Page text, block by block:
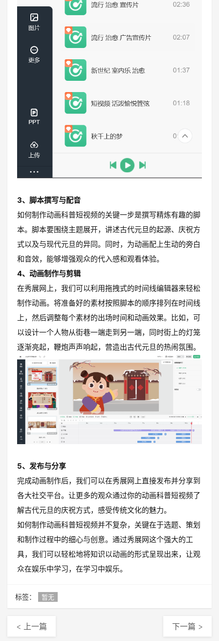
3、脚本撰写与配音
如何制作动画科普短视频的关键一步是撰写精炼有趣的脚
本。脚本要围绕主题展开，讲述古代元旦的起源、庆祝方
式以及与现代元旦的异同。同时，为动画配上生动的旁白
和音效，能够增强观众的代入感和观看体验。
4、动画制作与剪辑
在秀展网上，我们可以利用拖拽式的时间线编辑器来轻松
制作动画。将准备好的素材按照脚本的顺序排列在时间线
上，然后调整每个素材的出场时间和动画效果。比如，可
以设计一个人物从街巷一端走到另一端，同时街上的灯笼
逐渐亮起，鞭炮声声响起，营造出古代元旦的热闹氛围。
5、发布与分享
完成动画制作后，我们可以在秀展网上直接发布并分享到
各大社交平台。让更多的观众通过你的动画科普短视频了
解古代元旦的庆祝方式，感受传统文化的魅力。
如何制作动画科普短视频并不复杂，关键在于选题、策划
和制作过程中的细心与创意。通过秀展网这个强大的工
具，我们可以轻松地将知识以动画的形式呈现出来，让观
众在娱乐中学习，在学习中娱乐。
标签： 暂无
< 上一篇 下一篇 >